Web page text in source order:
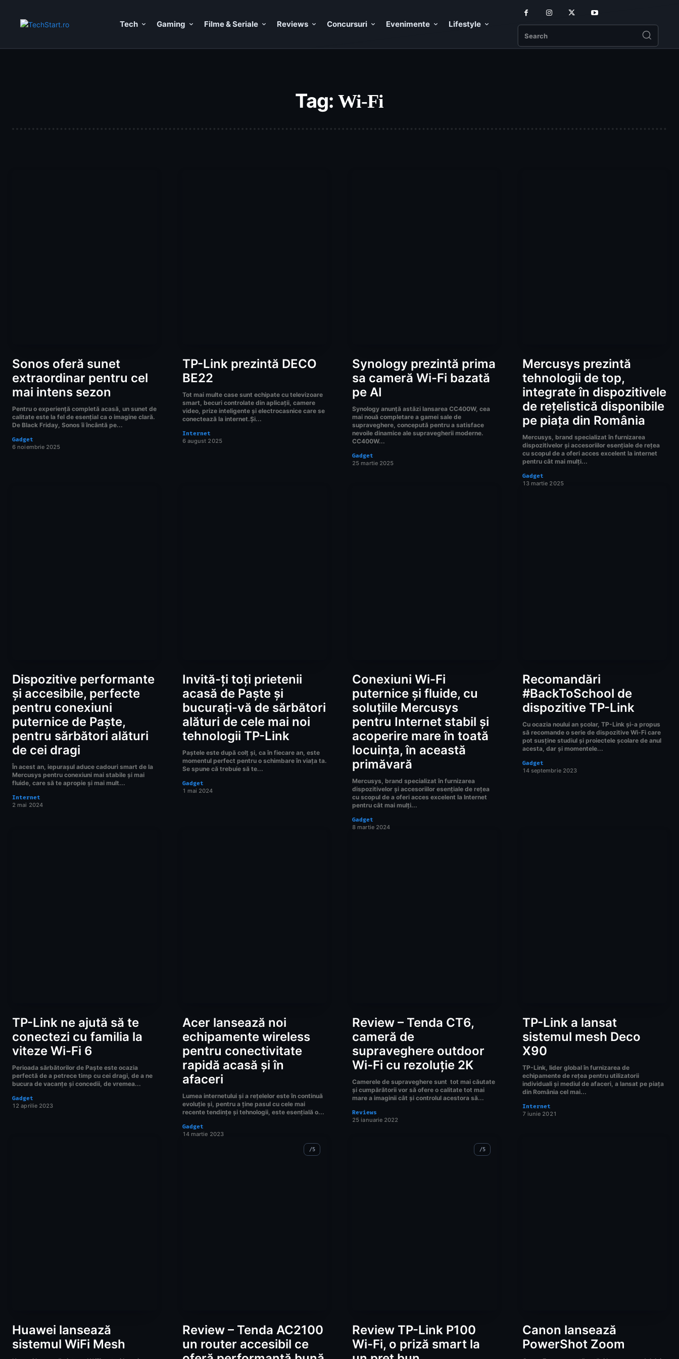
Tech Gaming Filme & Seriale Reviews Concursuri Evenimente Lifestyle
Search
Tag: Wi-Fi
Sonos oferă sunet
extraordinar pentru cel
mai intens sezon
Pentru o experiență completă acasă, un sunet de
calitate este la fel de esențial ca o imagine clară.
De Black Friday, Sonos îi încântă pe...
Gadget
6 noiembrie 2025
TP-Link prezintă DECO
BE22
Tot mai multe case sunt echipate cu televizoare
smart, becuri controlate din aplicații, camere
video, prize inteligente și electrocasnice care se
conectează la internet.Și...
Internet
6 august 2025
Synology prezintă prima
sa cameră Wi-Fi bazată
pe AI
Synology anunță astăzi lansarea CC400W, cea
mai nouă completare a gamei sale de
supraveghere, concepută pentru a satisface
nevoile dinamice ale supravegherii moderne.
CC400W...
Gadget
25 martie 2025
Mercusys prezintă
tehnologii de top,
integrate în dispozitivele
de rețelistică disponibile
pe piața din România
Mercusys, brand specializat în furnizarea
dispozitivelor și accesoriilor esențiale de rețea
cu scopul de a oferi acces excelent la internet
pentru cât mai mulți...
Gadget
13 martie 2025
Dispozitive performante
și accesibile, perfecte
pentru conexiuni
puternice de Paște,
pentru sărbători alături
de cei dragi
În acest an, iepurașul aduce cadouri smart de la
Mercusys pentru conexiuni mai stabile și mai
fluide, care să te apropie și mai mult...
Internet
2 mai 2024
Invită-ți toți prietenii
acasă de Paște și
bucurați-vă de sărbători
alături de cele mai noi
tehnologii TP-Link
Paștele este după colț și, ca în fiecare an, este
momentul perfect pentru o schimbare în viața ta.
Se spune că trebuie să te...
Gadget
1 mai 2024
Conexiuni Wi-Fi
puternice și fluide, cu
soluțiile Mercusys
pentru Internet stabil și
acoperire mare în toată
locuința, în această
primăvară
Mercusys, brand specializat în furnizarea
dispozitivelor și accesoriilor esențiale de rețea
cu scopul de a oferi acces excelent la Internet
pentru cât mai mulți...
Gadget
8 martie 2024
Recomandări
#BackToSchool de
dispozitive TP-Link
Cu ocazia noului an școlar, TP-Link și-a propus
să recomande o serie de dispozitive Wi-Fi care
pot susține studiul și proiectele școlare de anul
acesta, dar și momentele...
Gadget
14 septembrie 2023
TP-Link ne ajută să te
conectezi cu familia la
viteze Wi-Fi 6
Perioada sărbătorilor de Paște este ocazia
perfectă de a petrece timp cu cei dragi, de a ne
bucura de vacanțe și concedii, de vremea...
Gadget
12 aprilie 2023
Acer lansează noi
echipamente wireless
pentru conectivitate
rapidă acasă și în
afaceri
Lumea internetului și a rețelelor este în continuă
evoluție și, pentru a ține pasul cu cele mai
recente tendințe și tehnologii, este esențială o...
Gadget
14 martie 2023
Review – Tenda CT6,
cameră de
supraveghere outdoor
Wi-Fi cu rezoluție 2K
Camerele de supraveghere sunt tot mai căutate
și cumpărătorii vor să ofere o calitate tot mai
mare a imaginii cât și controlul acestora să...
Reviews
25 ianuarie 2022
TP-Link a lansat
sistemul mesh Deco
X90
TP-Link, lider global în furnizarea de
echipamente de rețea pentru utilizatorii
individuali și mediul de afaceri, a lansat pe piața
din România cel mai...
Internet
7 iunie 2021
Huawei lansează
sistemul WiFi Mesh
Review – Tenda AC2100
un router accesibil ce
Review TP-Link P100
Wi-Fi, o priză smart la
Canon lansează
PowerShot Zoom